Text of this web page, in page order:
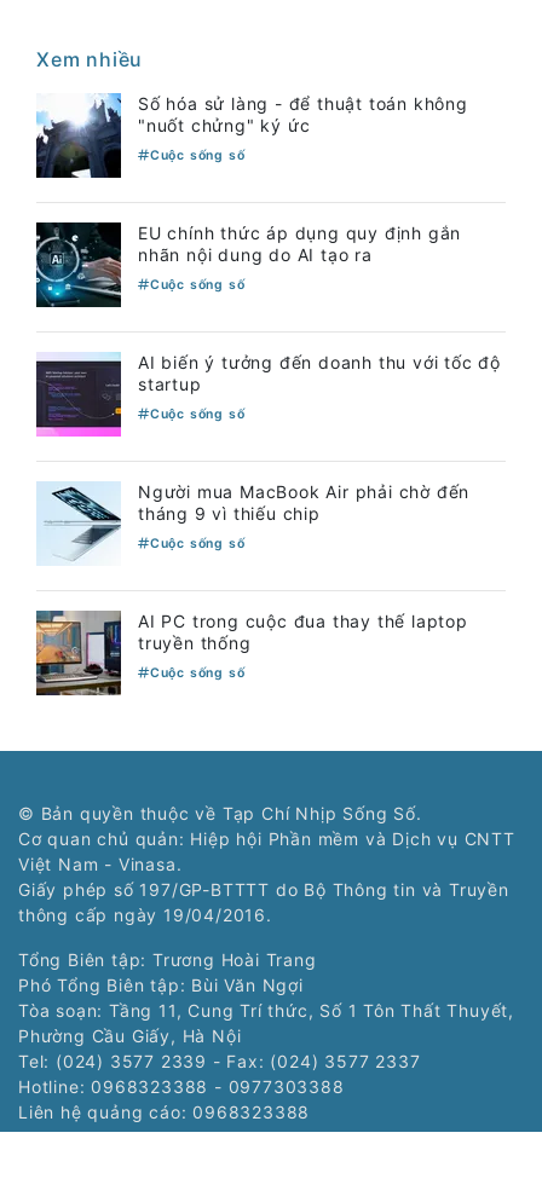
Xem nhiều
Số hóa sử làng - để thuật toán không
"nuốt chửng" ký ức
Cuộc sống số
EU chính thức áp dụng quy định gắn
nhãn nội dung do AI tạo ra
Cuộc sống số
AI biến ý tưởng đến doanh thu với tốc độ
startup
Cuộc sống số
Người mua MacBook Air phải chờ đến
tháng 9 vì thiếu chip
Cuộc sống số
AI PC trong cuộc đua thay thế laptop
truyền thống
Cuộc sống số
© Bản quyền thuộc về Tạp Chí Nhịp Sống Số.
Cơ quan chủ quản: Hiệp hội Phần mềm và Dịch vụ CNTT
Việt Nam - Vinasa.
Giấy phép số 197/GP-BTTTT do Bộ Thông tin và Truyền
thông cấp ngày 19/04/2016.
Tổng Biên tập: Trương Hoài Trang
Phó Tổng Biên tập: Bùi Văn Ngợi
Tòa soạn: Tầng 11, Cung Trí thức, Số 1 Tôn Thất Thuyết,
Phường Cầu Giấy, Hà Nội
Tel: (024) 3577 2339 - Fax: (024) 3577 2337
Hotline: 0968323388 - 0977303388
Liên hệ quảng cáo: 0968323388